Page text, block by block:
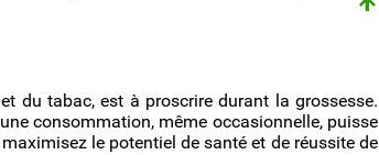
du tabac, est à proscrire durant la grossesse.
consommation, même occasionnelle, puisse
le potentiel de santé et de réussite de